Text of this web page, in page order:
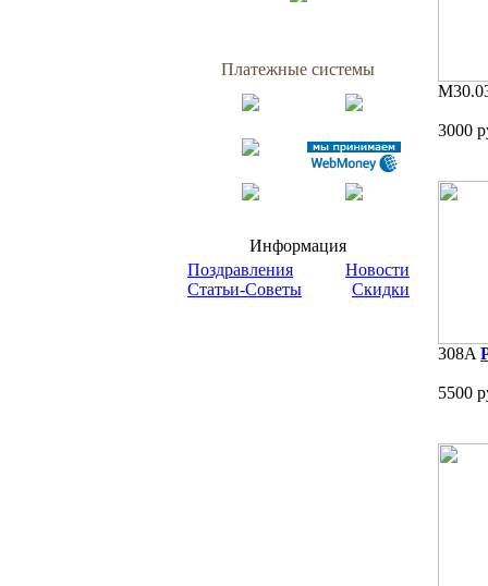
Платежные системы
Информация
Поздравления
Статьи-Советы
Новости
Скидки
3000
308A
5500